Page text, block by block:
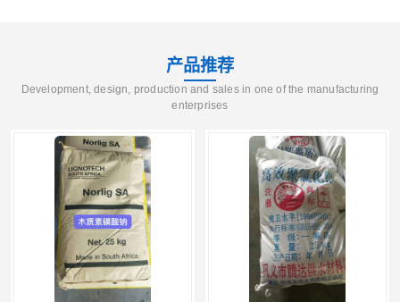
产品推荐
Development, design, production and sales in one of the manufacturing
enterprises